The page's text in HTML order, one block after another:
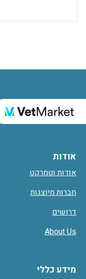
אודות
אודות וטמרקט
חברות מיוצגות
דרושים
About Us
מידע כללי